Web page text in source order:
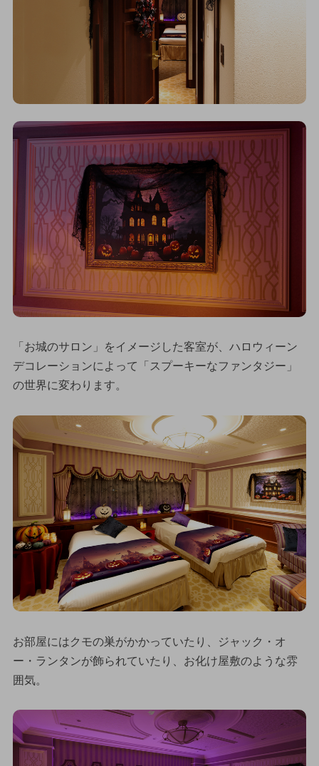
「お城のサロン」をイメージした客室が、ハロウィーン
デコレーションによって「スプーキーなファンタジー」
の世界に変わります。
お部屋にはクモの巣がかかっていたり、ジャック・オ
ー・ランタンが飾られていたり、お化け屋敷のような雰
囲気。